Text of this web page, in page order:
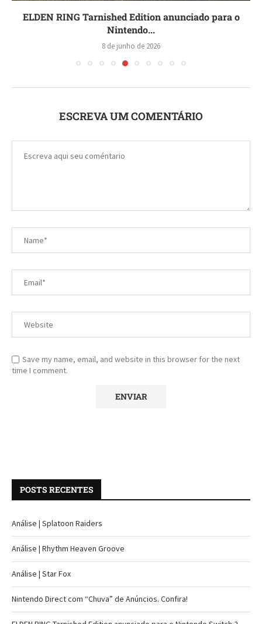
ELDEN RING Tarnished Edition anunciado para o
Nintendo...
8 de junho de 2026
ESCREVA UM COMENTÁRIO
Save my name, email, and website in this browser for the next
time I comment.
POSTS RECENTES
Análise | Splatoon Raiders
Análise | Rhythm Heaven Groove
Análise | Star Fox
Nintendo Direct com “Chuva” de Anúncios. Confira!